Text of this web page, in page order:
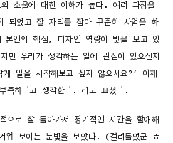
소울에 대한 이해가 높다. 여러 과정을
되었고 잘 자리를 잡아 꾸준히 사업을 하
본인의 핵심, 디자인 역량이 빛을 보고 있
만 우리가 생각하는 일에 관심이 있으신지
일을 시작해보고 싶지 않으세요?’ 이제
족하다고 생각한다. 라고 꼬셨다.
으로 잘 돌아가서 정기적인 시간을 할애해
보이는 눈빛을 보았다. (걸려들었군 ㅎ